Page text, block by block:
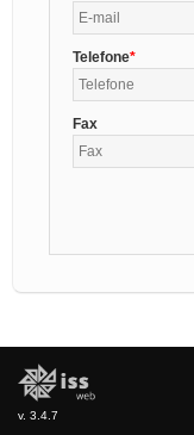
Telefone
Fax
v. 3.4.7